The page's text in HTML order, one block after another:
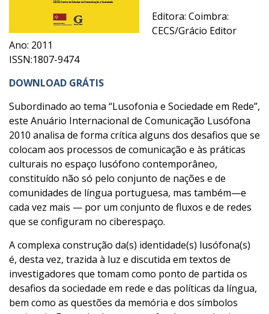
Editora: Coimbra:
CECS/Grácio Editor
Ano: 2011
ISSN:1807-9474
DOWNLOAD GRÁTIS
Subordinado ao tema “Lusofonia e Sociedade em Rede”,
este Anuário Internacional de Comunicação Lusófona
2010 analisa de forma crítica alguns dos desafios que se
colocam aos processos de comunicação e às práticas
culturais no espaço lusófono contemporâneo,
constituído não só pelo conjunto de nações e de
comunidades de língua portuguesa, mas também—e
cada vez mais — por um conjunto de fluxos e de redes
que se configuram no ciberespaço.
A complexa construção da(s) identidade(s) lusófona(s)
é, desta vez, trazida à luz e discutida em textos de
investigadores que tomam como ponto de partida os
desafios da sociedade em rede e das políticas da língua,
bem como as questões da memória e dos símbolos